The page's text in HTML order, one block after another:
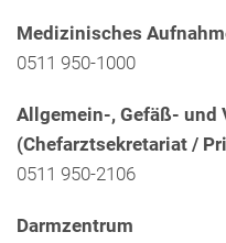
Medizinisches
0511 950-1000
Allgemein-, Gefäß- und
(Chefarztsekretariat /
0511 950-2106
Darmzentrum